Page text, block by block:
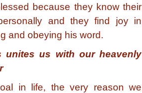
because they know their
and they find joy in
and obeying his word.
unites us with our heavenly
in life, the very reason we